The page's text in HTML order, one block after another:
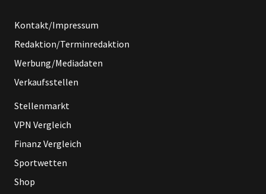
Kontakt/Impressum
Redaktion/Terminredaktion
Werbung/Mediadaten
Verkaufsstellen
Stellenmarkt
VPN Vergleich
Finanz Vergleich
Sportwetten
Shop